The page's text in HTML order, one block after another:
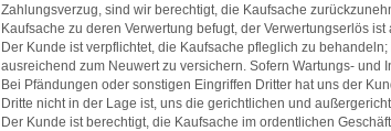
Zahlungsverzug, sind wir berechtigt, die Kaufsache
Kaufsache zu deren Verwertung befugt, der Verwertungserlös
Der Kunde ist verpflichtet, die Kaufsache pfleglich zu
ausreichend zum Neuwert zu versichern. Sofern Wartungs-
Bei Pfändungen oder sonstigen Eingriffen Dritter hat uns der
Dritte nicht in der Lage ist, uns die gerichtlichen und
Der Kunde ist berechtigt, die Kaufsache im ordentlichen